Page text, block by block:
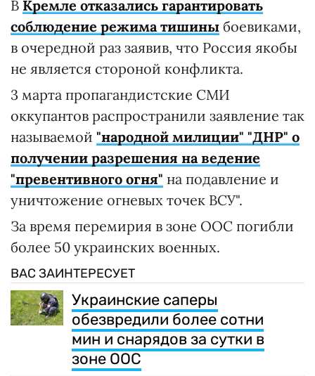
В Кремле отказались гарантировать
соблюдение режима тишины боевиками,
в очередной раз заявив, что Россия якобы
не является стороной конфликта.
3 марта пропагандистские СМИ
оккупантов распространили заявление так
называемой "народной милиции" "ДНР" о
получении разрешения на ведение
"превентивного огня" на подавление и
уничтожение огневых точек ВСУ".
За время перемирия в зоне ООС погибли
более 50 украинских военных.
ВАС ЗАИНТЕРЕСУЕТ
Украинские саперы
обезвредили более сотни
мин и снарядов за сутки в
зоне ООС